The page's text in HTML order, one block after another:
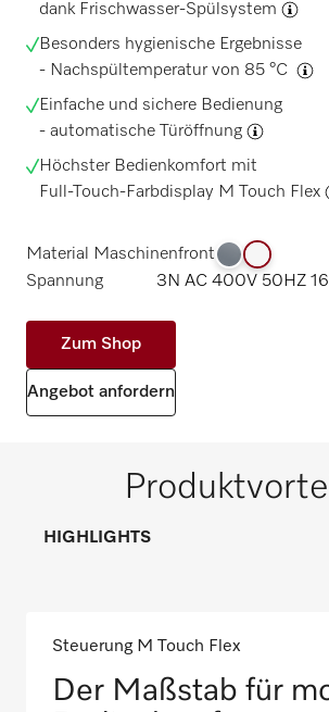
dank Frischwasser-Spülsystem
Besonders hygienische Ergebnisse
- Nachspültemperatur von 85 °C
Einfache und sichere Bedienung
- automatische Türöffnung
Höchster Bedienkomfort mit
Full-Touch-Farbdisplay M Touch Flex
Material Maschinenfront
Spannung
3N AC 400V 50HZ
Zum Shop
Angebot anfordern
HIGHLIGHTS
Steuerung M Touch Flex
Der Maßstab für